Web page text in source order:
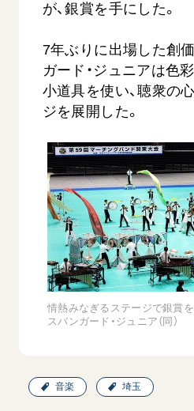
広島県 早志百…
2026.08.06
SDGs 平和
が、銀賞を手にした。
7年ぶりに出場した創
ガード・ジュニアは色
小道具を使い、聴衆の
ジを展開した。
情熱みなぎるステージで銀賞
スバンガード・ジュニア（同）
音楽 埼玉